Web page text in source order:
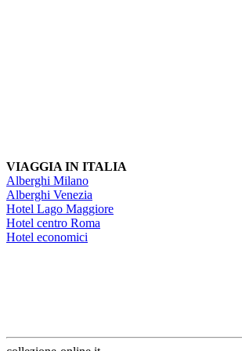
VIAGGIA IN ITALIA
Alberghi Milano
Alberghi Venezia
Hotel Lago Maggiore
Hotel centro Roma
Hotel economici